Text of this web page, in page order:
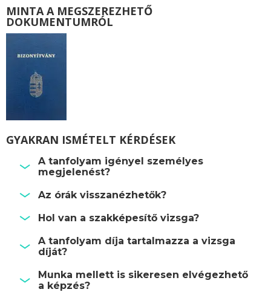
MINTA A MEGSZEREZHETŐ
DOKUMENTUMRÓL
GYAKRAN ISMÉTELT KÉRDÉSEK
A tanfolyam igényel személyes
megjelenést?
Az órák visszanézhetők?
Hol van a szakképesítő vizsga?
A tanfolyam díja tartalmazza a vizsga
díját?
Munka mellett is sikeresen elvégezhető
a képzés?